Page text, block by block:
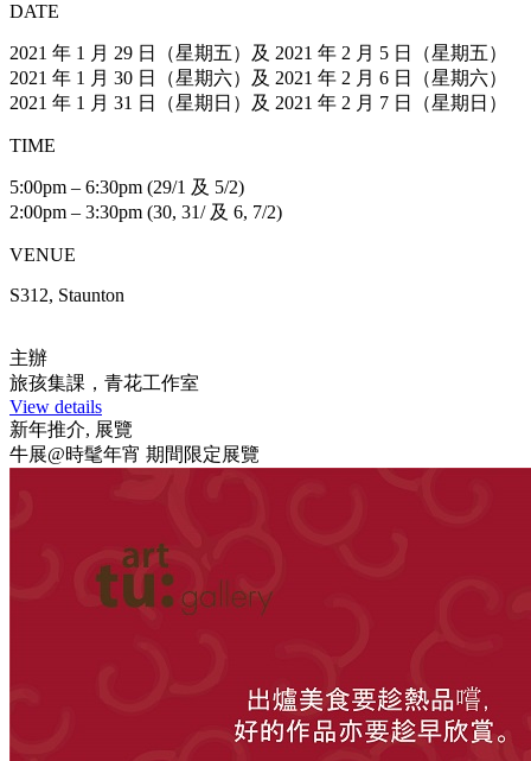
DATE
2021 年 1 月 29 日（星期五）及 2021 年 2 月 5 日（星期五）
2021 年 1 月 30 日（星期六）及 2021 年 2 月 6 日（星期六）
2021 年 1 月 31 日（星期日）及 2021 年 2 月 7 日（星期日）
TIME
5:00pm – 6:30pm (29/1 及 5/2)
2:00pm – 3:30pm (30, 31/ 及 6, 7/2)
VENUE
S312, Staunton
主辦
旅孩集課，青花工作室
View details
新年推介, 展覽
牛展@時髦年宵 期間限定展覽